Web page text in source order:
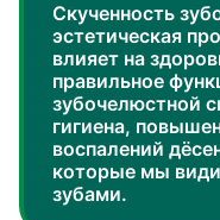
Скученность
эстетическая
влияет на
правильное
зубочелюстной
гигиена,
воспалений
которые мы
зубами.